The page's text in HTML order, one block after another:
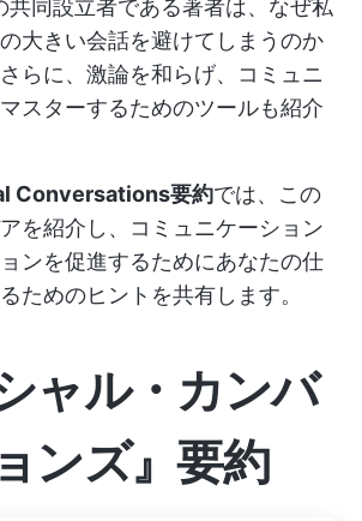
同設立者である著者は、なぜ私
大きい会話を避けてしまうのか
らに、激論を和らげ、コミュニ
スターするためのツールも紹介
Conversations要約では、この
を紹介し、コミュニケーション
ンを促進するためにあなたの仕
ためのヒントを共有します。
ャル・カンバ
ンズ』要約